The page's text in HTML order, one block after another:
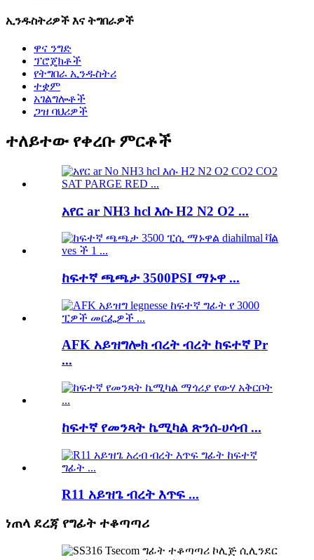
ኢንዱስትሪዎች እና ትግበራዎች
ዋና ንግድ
ፕሮጄክቶች
የትግበራ ኢንዱስትሪ
ተቋም
አገልግሎቶች
ጋዝ ባህሪዎች
ተለይተው የቀረቡ ምርቶች
አየር ar NH3 hcl እሱ H2 N2 O2 ...
ከፍተኛ ጫጫታ 3500PSI ማኑዋ ...
AFK አይዝግሎክ ብረት ብረት ከፍተኛ Pr
...
ከፍተኛ የመንጻት ኬሚካል ጽንሰ-ሀሳብ ...
R11 አይዝጌ ብረት እጥፍ ...
ነጠላ ደረጃ የግፊት ተቆጣጣሪ